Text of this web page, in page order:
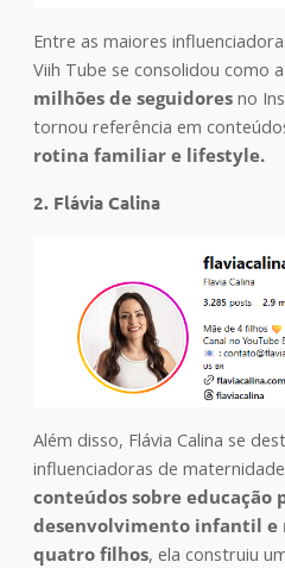
Entre as maiores
Viih Tube se consolidou como
milhões de seguidoresno
tornou referência em
rotina familiar e lifestyle.
2. Flávia Calina
Além disso, Flávia Calina se
influenciadoras de
conteúdos sobre educação
desenvolvimento infantil e
quatro filhos, ela construiu